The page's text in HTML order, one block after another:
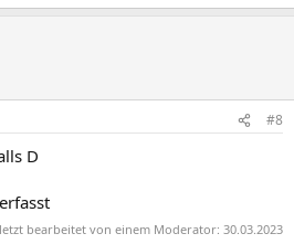
#8
D
bearbeitet von einem Moderator: 30.03.2023